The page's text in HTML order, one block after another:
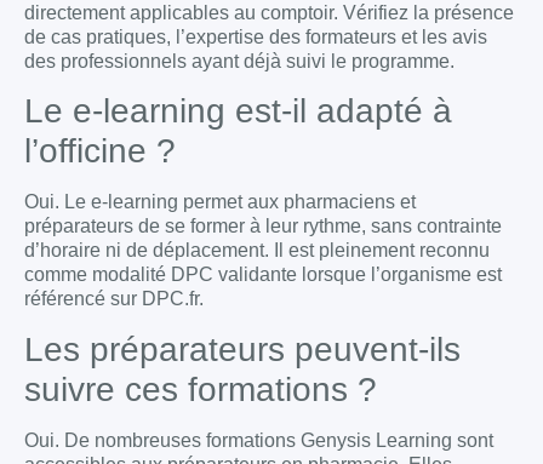
directement applicables au comptoir. Vérifiez la présence
de cas pratiques, l’expertise des formateurs et les avis
des professionnels ayant déjà suivi le programme.
Le e-learning est-il adapté à
l’officine ?
Oui. Le e-learning permet aux pharmaciens et
préparateurs de se former à leur rythme, sans contrainte
d’horaire ni de déplacement. Il est pleinement reconnu
comme modalité DPC validante lorsque l’organisme est
référencé sur DPC.fr.
Les préparateurs peuvent-ils
suivre ces formations ?
Oui. De nombreuses formations Genysis Learning sont